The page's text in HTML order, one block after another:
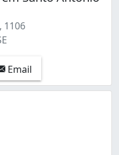
1106
Email